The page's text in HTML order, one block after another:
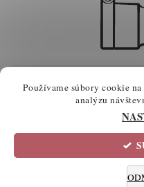
Informácie
Upraviť
Používame súbory cookie
analýzu